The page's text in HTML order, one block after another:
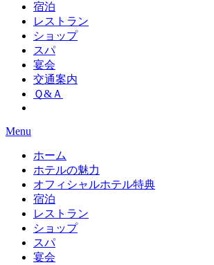
宿泊
レストラン
ショップ
スパ
宴会
交通案内
Ｑ&Ａ
Menu
ホーム
ホテルの魅力
オフィシャルホテル特典
宿泊
レストラン
ショップ
スパ
宴会